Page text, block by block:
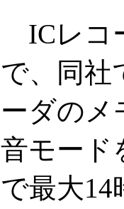
ICレコ
で、同社
ーダのメ
音モード
で最大14